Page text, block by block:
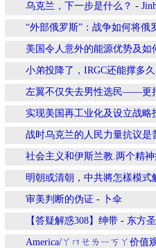
乌克兰，下一步是什么？ -
“外部俄罗斯”：战争如何将俄
美国令人意外的能源优势及如
小弟投降了，IRGC还能撑多久
左翼不仅失去男性选民——更
实现美国再工业化及设立战略
战时乌克兰的人民力量抗议是
社会主义和伊斯兰教.两个精
明朝或清朝，中共將怎樣模
审美判断的伪证 - 卜伞
【答疑解惑308】绅带 - 东方
America/ㄚㄇㄝㄌㄧㄎㄚ价值